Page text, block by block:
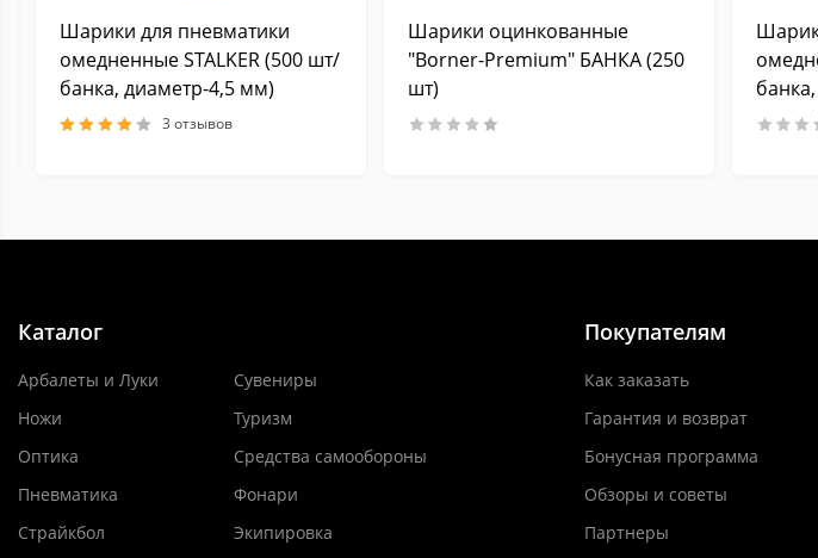
Шарики для пневматики
омедненные STALKER (500 шт/
банка, диаметр-4,5 мм)
3 отзывов
Шарики оцинкованные
"Borner-Premium" БАНКА (250
шт)
Каталог
Арбалеты и Луки
Ножи
Оптика
Пневматика
Страйкбол
Сувениры
Туризм
Средства самообороны
Фонари
Экипировка
Покупателям
Как заказать
Гарантия и возврат
Бонусная программа
Обзоры и советы
Партнеры